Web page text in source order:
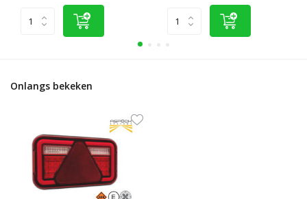
Onlangs bekeken